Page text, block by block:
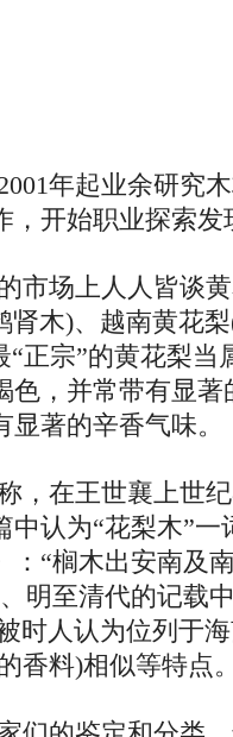
年起业余研究
，开始职业探索发
市场上人人皆谈
肾木)、越南黄花
“正宗”的黄花梨当
色，并常带有显
著的辛香气味。
，在王世襄上世
中认为“花梨木”
：“榈木出安南及
明至清代的记载
时人认为位列于
香料)相似等特点